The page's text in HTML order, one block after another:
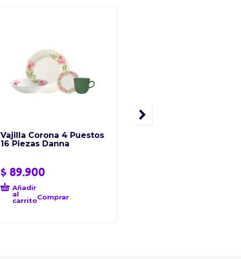
Vajilla Corona 4 Puestos
16 Piezas Danna
$ 89.900
Añadir
al
carritoComprar